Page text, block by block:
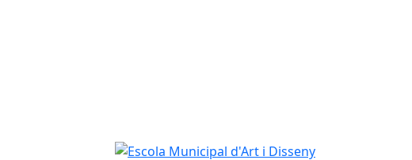
Escola Municipal d'Art i Disseny (EMAiD)